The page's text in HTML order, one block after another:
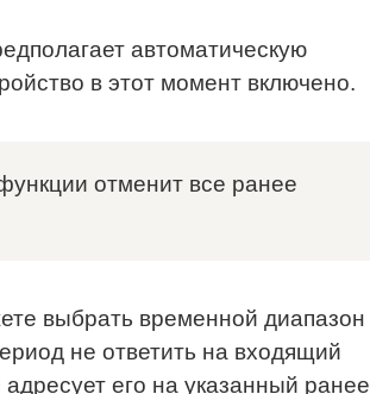
автоматическую
в этот момент включено.
отменит все ранее
выбрать временной диапазон
не ответить на входящий
его на указанный ранее